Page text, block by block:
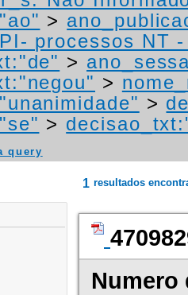
>
processos NT
>
>
>
>
query
1 resultados
Numero